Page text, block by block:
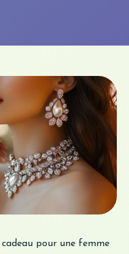
cadeau pour une femme